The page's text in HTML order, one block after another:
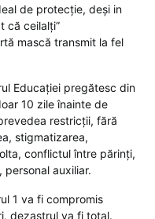
de protecție, deși in
că ceilalți”
mască transmit la fel
Educației pregătesc din
10 zile înainte de
restricții, fără
stigmatizarea,
conflictul între părinți,
auxiliar.
1 va fi compromis
dezastrul va fi total.